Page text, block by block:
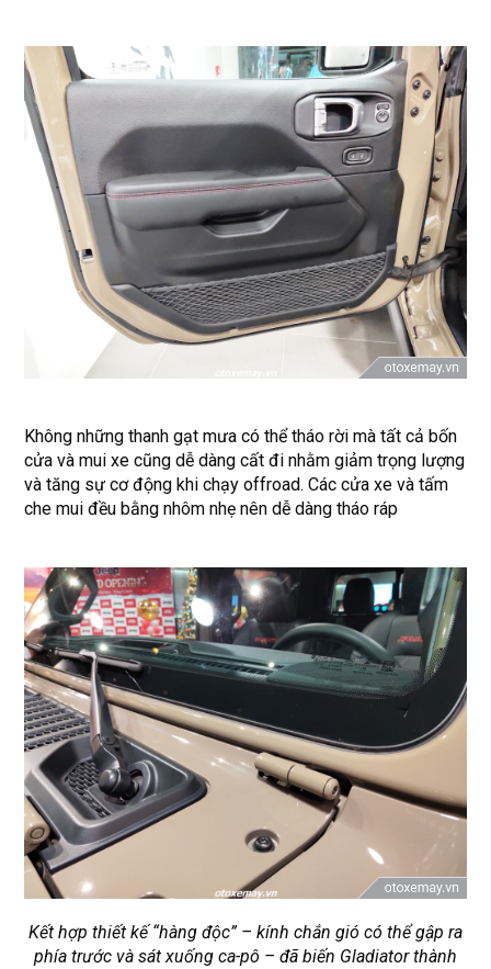
Không những thanh gạt mưa có thể tháo rời mà tất cả bốn
cửa và mui xe cũng dễ dàng cất đi nhằm giảm trọng lượng
và tăng sự cơ động khi chạy offroad. Các cửa xe và tấm
che mui đều bằng nhôm nhẹ nên dễ dàng tháo ráp
Kết hợp thiết kế “hàng độc” – kính chắn gió có thể gập ra
phía trước và sát xuống ca-pô – đã biến Gladiator thành